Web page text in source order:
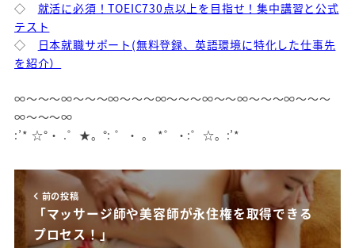
◇ 就活に必須！TOEIC730点以上を目指せ！集中講習と公式
テスト
◇
日本就職サポート(無料登録、英語環境に特化した仕事先
を紹介）
∞～～～∞～～～∞～～～∞～～～∞～～∞～～～∞～～～
∞～～～∞
:’* ☆°・ .゜★。°: ゜・ 。 *゜・:゜☆。:’*
前の投稿
「マッサージ師や美容師が永住権を取得できる
プロセス！」